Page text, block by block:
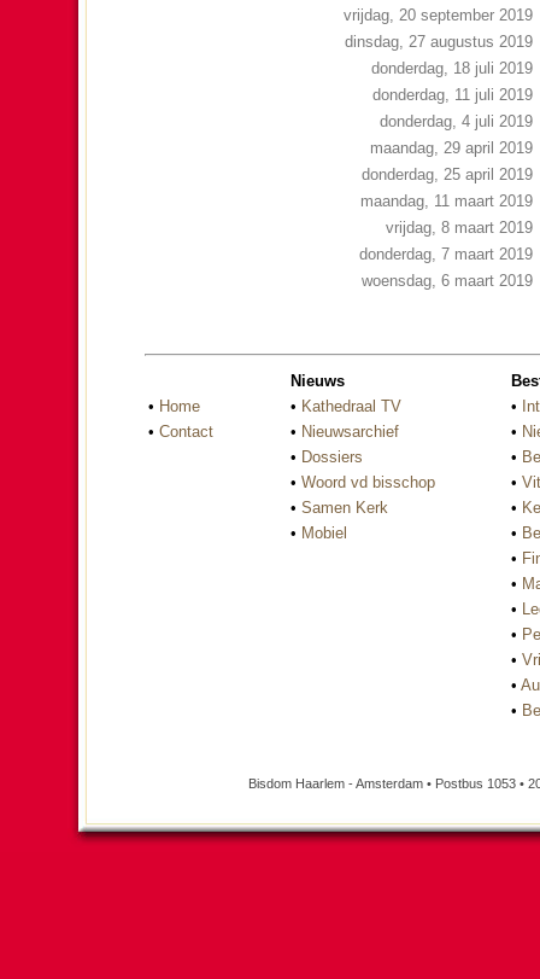
vrijdag, 20 september 2019
dinsdag, 27 augustus 2019
donderdag, 18 juli 2019
donderdag, 11 juli 2019
donderdag, 4 juli 2019
maandag, 29 april 2019
donderdag, 25 april 2019
maandag, 11 maart 2019
vrijdag, 8 maart 2019
donderdag, 7 maart 2019
woensdag, 6 maart 2019
• Home
• Contact
Nieuws
• Kathedraal TV
• Nieuwsarchief
• Dossiers
• Woord vd bisschop
• Samen Kerk
• Mobiel
•
•
•
•
•
•
•
•
•
•
•
•
•
Bisdom Haarlem - Amsterdam • Postbus 1053 •